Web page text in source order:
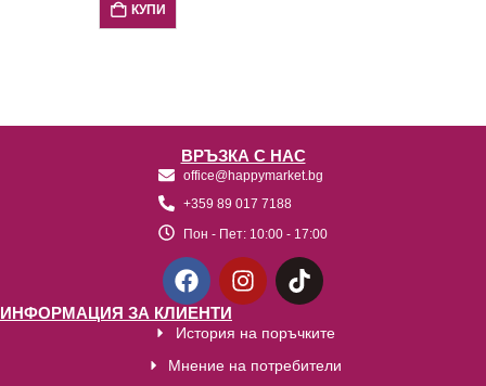
КУПИ
ВРЪЗКА С НАС
office@happymarket.bg
+359 89 017 7188
Пон - Пет: 10:00 - 17:00
ИНФОРМАЦИЯ ЗА КЛИЕНТИ
История на поръчките
Мнение на потребители